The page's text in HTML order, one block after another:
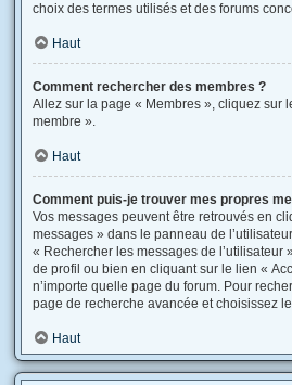
choix des termes utilisés et des forums
Haut
Comment rechercher des membres ?
Allez sur la page « Membres », cliquez sur
membre ».
Haut
Comment puis-je trouver mes propres
Vos messages peuvent être retrouvés en
messages » dans le panneau de
« Rechercher les messages de l’utilisateur
de profil ou bien en cliquant sur le lien «
n’importe quelle page du forum. Pour
page de recherche avancée et choisissez
Haut